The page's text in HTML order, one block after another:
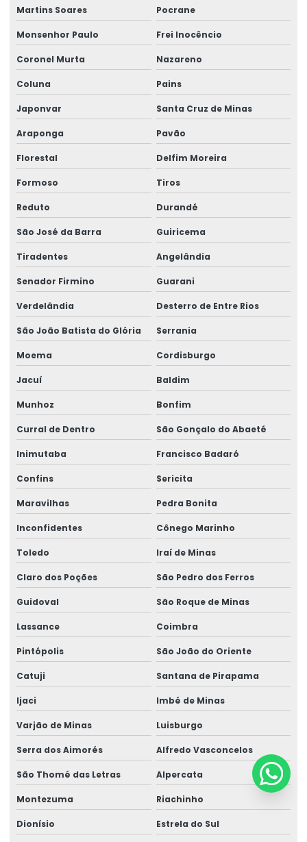
Martins Soares Pocrane
Monsenhor Paulo Frei Inocêncio
Coronel Murta Nazareno
Coluna Pains
Japonvar Santa Cruz de Minas
Araponga Pavão
Florestal Delfim Moreira
Formoso Tiros
Reduto Durandé
São José da Barra Guiricema
Tiradentes Angelândia
Senador Firmino Guarani
Verdelândia Desterro de Entre Rios
São João Batista do Glória Serrania
Moema Cordisburgo
Jacuí Baldim
Munhoz Bonfim
Curral de Dentro São Gonçalo do Abaeté
Inimutaba Francisco Badaró
Confins Sericita
Maravilhas Pedra Bonita
Inconfidentes Cônego Marinho
Toledo Iraí de Minas
Claro dos Poções São Pedro dos Ferros
Guidoval São Roque de Minas
Lassance Coimbra
Pintópolis São João do Oriente
Catuji Santana de Pirapama
Ijaci Imbé de Minas
Varjão de Minas Luisburgo
Serra dos Aimorés Alfredo Vasconcelos
São Thomé das Letras Alpercata
Montezuma Riachinho
Dionísio Estrela do Sul